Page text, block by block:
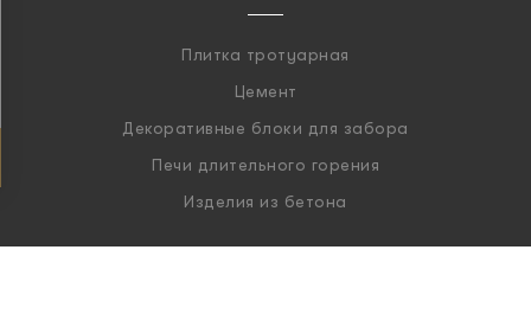
Плитка тротуарная
Цемент
Декоративные блоки для забора
Печи длительного горения
Изделия из бетона